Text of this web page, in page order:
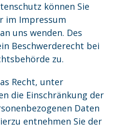
können Sie
im Impressum
uns wenden. Des
Beschwerderecht bei
zu.
Recht, unter
die Einschränkung der
Daten
entnehmen Sie der